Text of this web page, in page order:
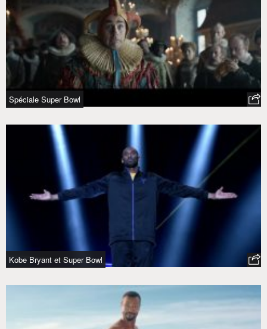
Spéciale Super Bowl
Kobe Bryant et Super Bowl